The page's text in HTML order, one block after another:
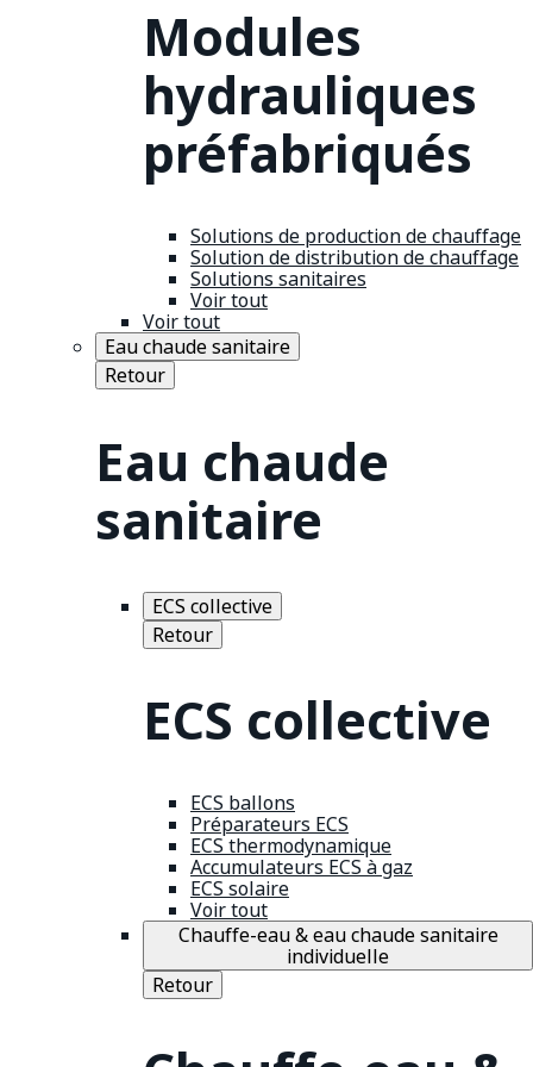
Modules
hydrauliques
préfabriqués
Solutions de production de chauffage
Solution de distribution de chauffage
Solutions sanitaires
Voir tout
Voir tout
Eau chaude sanitaire
Retour
Eau chaude
sanitaire
ECS collective
Retour
ECS collective
ECS ballons
Préparateurs ECS
ECS thermodynamique
Accumulateurs ECS à gaz
ECS solaire
Voir tout
Chauffe-eau & eau chaude sanitaire
individuelle
Retour